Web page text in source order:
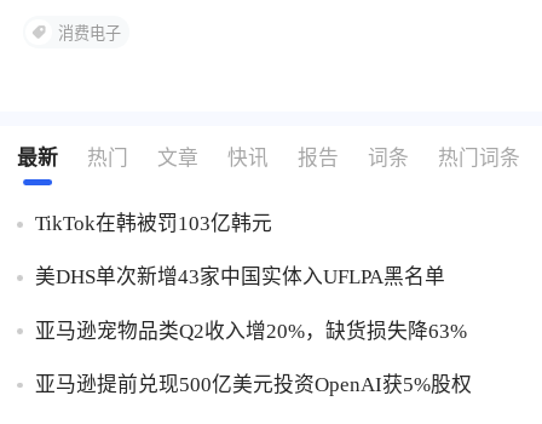
消费电子
最新 热门 文章 快讯 报告 词条 热门词条
TikTok在韩被罚103亿韩元
美DHS单次新增43家中国实体入UFLPA黑名单
亚马逊宠物品类Q2收入增20%，缺货损失降63%
亚马逊提前兑现500亿美元投资OpenAI获5%股权